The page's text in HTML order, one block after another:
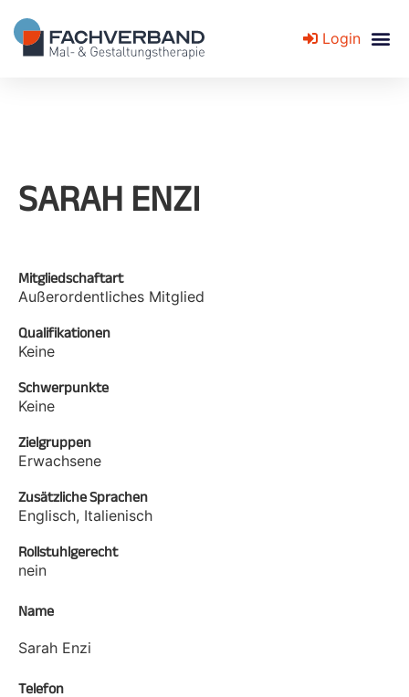
Login
SARAH ENZI
Mitgliedschaftart
Außerordentliches Mitglied
Qualifikationen
Keine
Schwerpunkte
Keine
Zielgruppen
Erwachsene
Zusätzliche Sprachen
Englisch, Italienisch
Rollstuhlgerecht
nein
Name
Sarah Enzi
Telefon